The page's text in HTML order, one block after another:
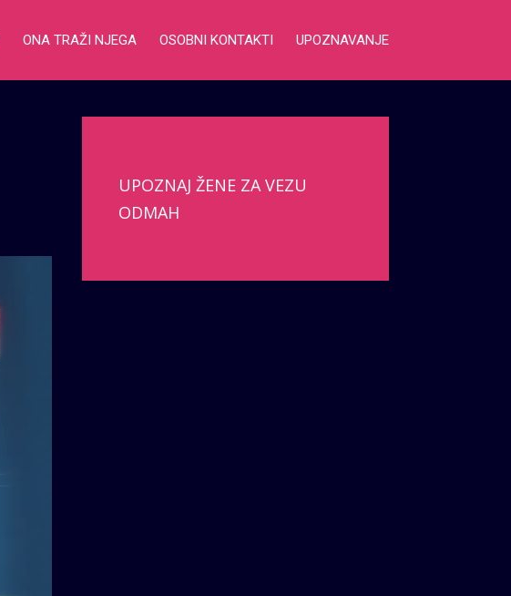
ONA TRAŽI NJEGA OSOBNI KONTAKTI UPOZNAVANJE
UPOZNAJ ŽENE ZA VEZU
ODMAH